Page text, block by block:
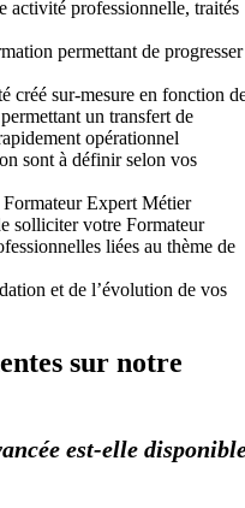
activité professionnelle, traités
permettant de progresser
créé sur-mesure en fonction
un transfert de
opérationnel
sont à définir selon vos
Expert Métier
solliciter votre Formateur
liées au thème de
et de l’évolution de vos
sur notre
est-elle